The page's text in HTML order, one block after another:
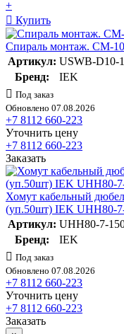
+
Купить
Спираль монтаж. СМ-
Артикул: USWB-D10-
Бренд:
IEK
Под заказ
Обновлено 07.08.2026
+7 8112 660-223
Уточнить цену
+7 8112 660-223
Заказать
Хомут кабельный
(уп.50шт) IEK UHH80-
Артикул: UHH80-7-
Бренд:
IEK
Под заказ
Обновлено 07.08.2026
+7 8112 660-223
Уточнить цену
+7 8112 660-223
Заказать